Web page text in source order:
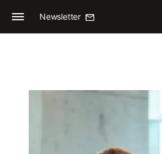
Newsletter